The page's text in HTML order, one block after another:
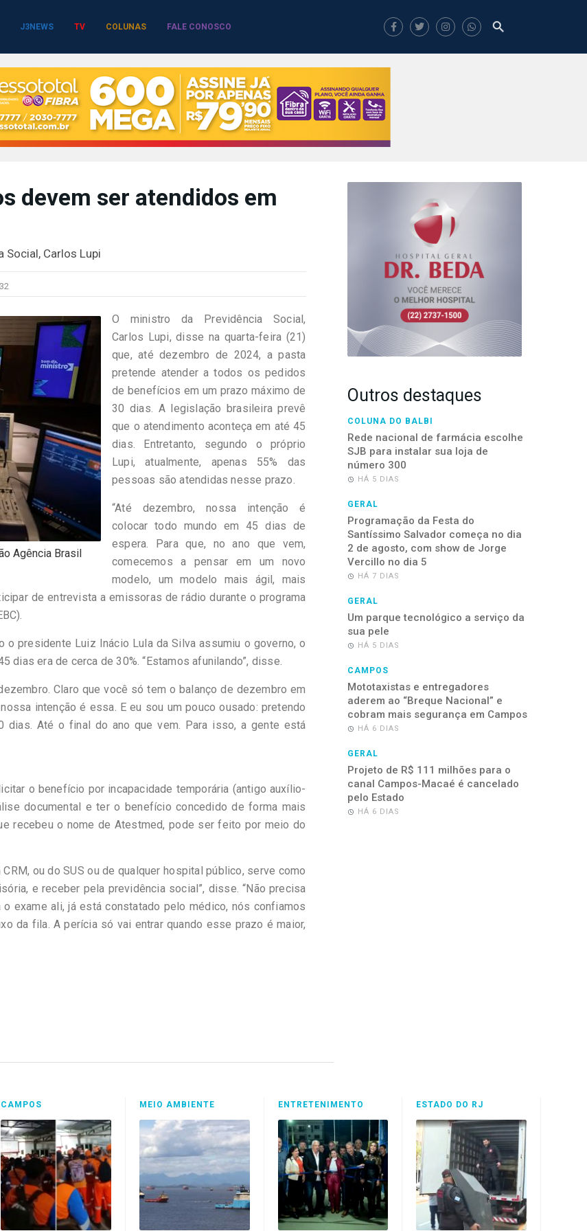
J3NEWS TV COLUNAS FALE CONOSCO
devem ser atendidos em
Carlos Lupi
Agência Brasil
O ministro da Previdência Social,
Carlos Lupi, disse na quarta-feira (21)
que, até dezembro de 2024, a pasta
pretende atender a todos os pedidos
de benefícios em um prazo máximo de
30 dias. A legislação brasileira prevê
que o atendimento aconteça em até 45
dias. Entretanto, segundo o próprio
Lupi, atualmente, apenas 55% das
pessoas são atendidas nesse prazo.
“Até dezembro, nossa intenção é
colocar todo mundo em 45 dias de
espera. Para que, no ano que vem,
comecemos a pensar em um novo
modelo, um modelo mais ágil, mais
de entrevista a emissoras de rádio durante o programa
o presidente Luiz Inácio Lula da Silva assumiu o governo, o
era de cerca de 30%. “Estamos afunilando”, disse.
Claro que você só tem o balanço de dezembro em
intenção é essa. E eu sou um pouco ousado: pretendo
dias. Até o final do ano que vem. Para isso, a gente está
o benefício por incapacidade temporária (antigo auxílio-
documental e ter o benefício concedido de forma mais
recebeu o nome de Atestmed, pode ser feito por meio do
ou do SUS ou de qualquer hospital público, serve como
e receber pela previdência social”, disse. “Não precisa
exame ali, já está constatado pelo médico, nós confiamos
da fila. A perícia só vai entrar quando esse prazo é maior,
Outros destaques
COLUNA DO BALBI
Rede nacional de farmácia escolhe
SJB para instalar sua loja de
número 300
HÁ 5 DIAS
GERAL
Programação da Festa do
Santíssimo Salvador começa no dia
2 de agosto, com show de Jorge
Vercillo no dia 5
HÁ 7 DIAS
GERAL
Um parque tecnológico a serviço da
sua pele
HÁ 5 DIAS
CAMPOS
Mototaxistas e entregadores
aderem ao “Breque Nacional” e
cobram mais segurança em Campos
HÁ 6 DIAS
GERAL
Projeto de R$ 111 milhões para o
canal Campos-Macaé é cancelado
pelo Estado
HÁ 6 DIAS
CAMPOS MEIO AMBIENTE ENTRETENIMENTO ESTADO DO RJ